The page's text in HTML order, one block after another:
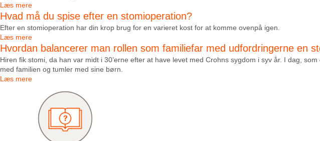
Læs mere
Hvad må du spise efter en stomioperation?
Efter en stomioperation har din krop brug for en varieret kost for at komme ovenpå igen.
Læs mere
Hvordan balancerer man rollen som familiefar med udfordringerne en
Hiren fik stomi, da han var midt i 30’erne efter at have levet med Crohns sygdom i syv år. I dag,
med familien og tumler med sine børn.
Læs mere